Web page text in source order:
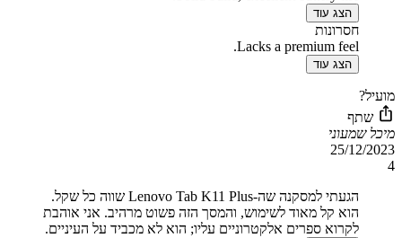
הצג עוד
חסרונות
Lacks a premium feel.
הצג עוד
מועיל?
שתף
מיכל שמעוני
25/12/2023
4
הגעתי למסקנה שה-Lenovo Tab K11 Plus שווה כל שקל.
הוא קל מאוד לשימוש, והמסך הזה פשוט מרהיב. אני אוהבת
לקרוא ספרים אלקטרוניים עליו; הוא לא מכביד על העיניים.